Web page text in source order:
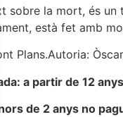
sobre la mort, és un
està fet amb
Plans.Autoria:
a partir de 12
de 2 anys no